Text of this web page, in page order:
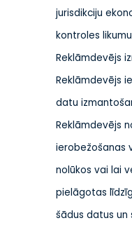
jurisdikciju
kontroles
Reklāmdevējs
Reklāmdevējs
datu
Reklāmdevējs
ierobežošanas
nolūkos vai lai
pielāgotas
šādus datus un